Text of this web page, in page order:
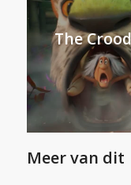
The
Meer van dit